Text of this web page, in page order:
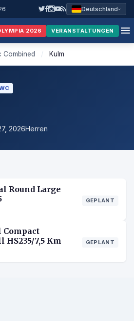
Deutschland
2026 VERANSTALTUNGEN
Combined / Kulm
2026Herren
Round Large
GEPLANT
7,5 Km
GEPLANT